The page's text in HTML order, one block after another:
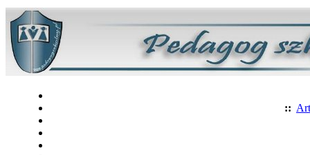
::